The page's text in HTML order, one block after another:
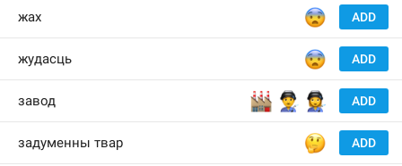
ADD
😨
жах
ADD
😨
жудасць
ADD
🏭
👨‍🏭
👩‍🏭
завод
ADD
🤔
задуменны твар